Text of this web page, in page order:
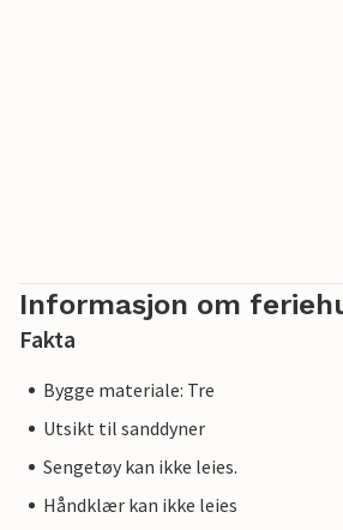
Informasjon om
Fakta
Bygge materiale: Tre
Utsikt til sanddyner
Sengetøy kan ikke leies.
Håndklær kan ikke leies